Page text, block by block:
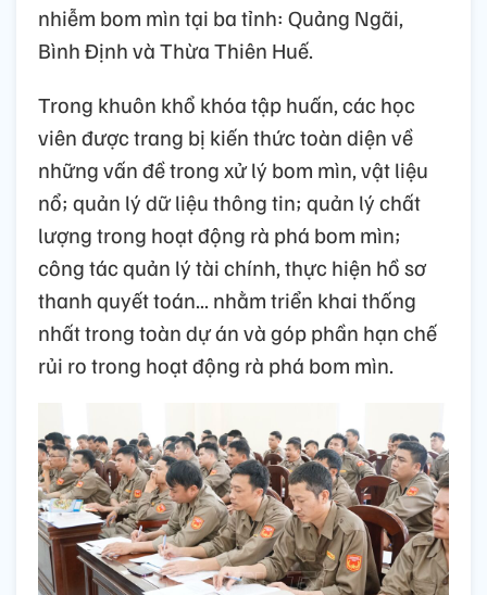
nhiễm bom mìn tại ba tỉnh: Quảng Ngãi,
Bình Định và Thừa Thiên Huế.
Trong khuôn khổ khóa tập huấn, các học
viên được trang bị kiến thức toàn diện về
những vấn đề trong xử lý bom mìn, vật liệu
nổ; quản lý dữ liệu thông tin; quản lý chất
lượng trong hoạt động rà phá bom mìn;
công tác quản lý tài chính, thực hiện hồ sơ
thanh quyết toán... nhằm triển khai thống
nhất trong toàn dự án và góp phần hạn chế
rủi ro trong hoạt động rà phá bom mìn.